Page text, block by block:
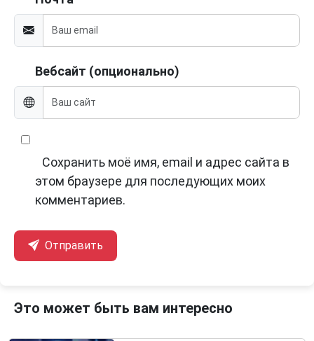
Вебсайт (опционально)
Сохранить моё имя, email и адрес сайта в
этом браузере для последующих моих
комментариев.
Отправить
Это может быть вам интересно